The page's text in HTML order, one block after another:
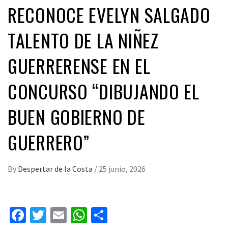
RECONOCE EVELYN SALGADO
TALENTO DE LA NIÑEZ
GUERRERENSE EN EL
CONCURSO “DIBUJANDO EL
BUEN GOBIERNO DE
GUERRERO”
By Despertar de la Costa / 25 junio, 2026
Facebook
Twitter
EmailWhatsApp